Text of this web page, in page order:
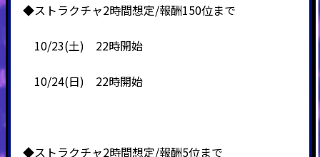
◆ストラクチャ2時間想定/報酬150位まで
10/23(土) 22時開始
10/24(日) 22時開始
◆ストラクチャ2時間想定/報酬5位まで